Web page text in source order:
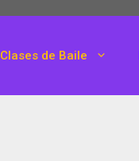
Clases de Baile